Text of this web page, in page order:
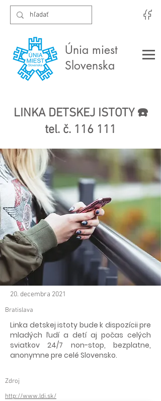
Únia miest
Slovenska
20. decembra 2021
Bratislava
Linka detskej istoty bude k dispozícii pre
mladých ľudí a detí aj počas celých
sviatkov 24/7 non-stop, bezplatne,
anonymne pre celé Slovensko.
Zdroj
http://www.ldi.sk/
LINKA DETSKEJ ISTOTY ☎️
tel. č. 116 111